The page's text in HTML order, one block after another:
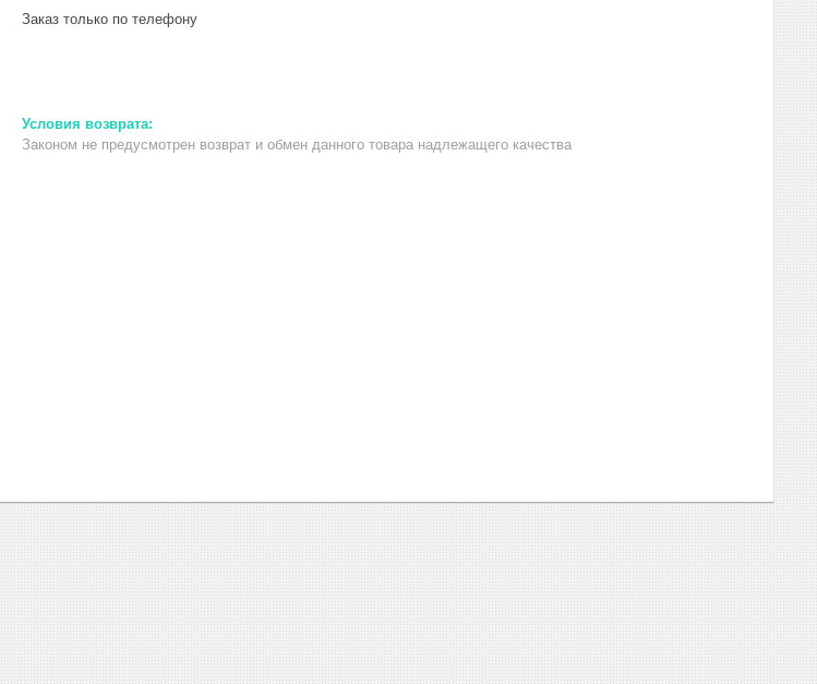
Заказ только по телефону
Законом не предусмотрен возврат и обмен данного товара надлежащего качества